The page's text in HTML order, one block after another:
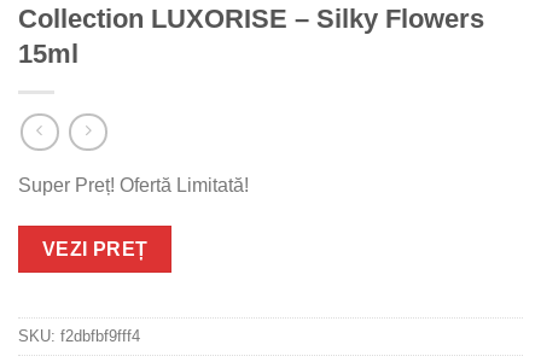
Collection LUXORISE – Silky Flowers
15ml
Super Preț! Ofertă Limitată!
VEZI PREȚ
SKU: f2dbfbf9fff4